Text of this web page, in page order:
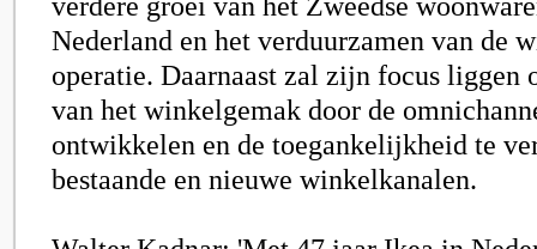
Nederland en het verduurzamen van de
operatie. Daarnaast zal zijn focus liggen
van het winkelgemak door de
ontwikkelen en de toegankelijkheid te
bestaande en nieuwe winkelkanalen.